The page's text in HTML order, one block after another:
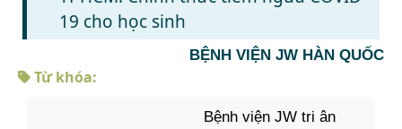
19 cho học sinh
BỆNH VIỆN JW HÀN QUỐC
Từ khóa:
Bệnh viện JW tri ân